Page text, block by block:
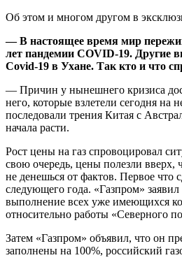
Об этом и многом другом в
— В настоящее время мир
лет пандемии COVID-19. Другие
Covid-19 в Ухане. Так кто и что
— Причин у нынешнего кризиса
него, которые взлетели сегодня
последовали трения Китая с
начала расти.
Рост цены на газ спровоцировал
свою очередь, цены полезли вверх,
не денешься от фактов. Первое что
следующего года. «Газпром»
выполнение всех уже имеющихся
относительно работы «Северного
Затем «Газпром» объявил, что он
заполнены на 100%, российский